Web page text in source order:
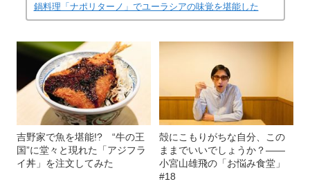
鍋料理「ナポリターノ」でユーラシアの味覚を堪能した
吉野家で魚を堪能!? “牛の王
国”に堂々と現れた「アジフラ
イ丼」を注文してみた
殻にこもりがちな自分、この
ままでいいでしょうか？――
小宮山雄飛の「お悩み食堂」
#18